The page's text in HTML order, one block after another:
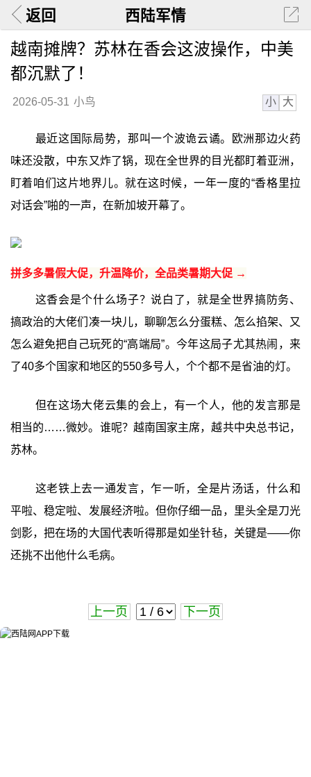
返回 西陆军情
越南摊牌？苏林在香会这波操作，中美
都沉默了！
2026-05-31 小鸟 小 大
最近这国际局势，那叫一个波诡云谲。欧洲那边火药
味还没散，中东又炸了锅，现在全世界的目光都盯着亚洲，
盯着咱们这片地界儿。就在这时候，一年一度的“香格里拉
对话会”啪的一声，在新加坡开幕了。
拼多多暑假大促，升温降价，全品类暑期大促 →
这香会是个什么场子？说白了，就是全世界搞防务、
搞政治的大佬们凑一块儿，聊聊怎么分蛋糕、怎么掐架、又
怎么避免把自己玩死的“高端局”。今年这局子尤其热闹，来
了40多个国家和地区的550多号人，个个都不是省油的灯。
但在这场大佬云集的会上，有一个人，他的发言那是
相当的……微妙。谁呢？越南国家主席，越共中央总书记，
苏林。
这老铁上去一通发言，乍一听，全是片汤话，什么和
平啦、稳定啦、发展经济啦。但你仔细一品，里头全是刀光
剑影，把在场的大国代表听得那是如坐针毡，关键是——你
还挑不出他什么毛病。
上一页 下一页